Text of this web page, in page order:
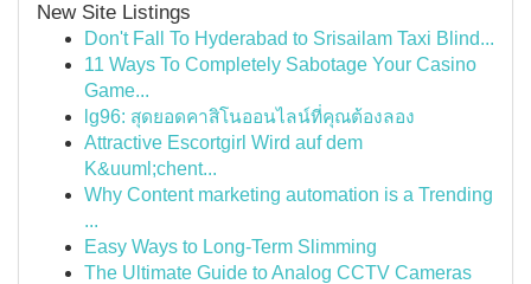
New Site Listings
Don't Fall To Hyderabad to Srisailam Taxi Blind...
11 Ways To Completely Sabotage Your Casino
Game...
lg96: สุดยอดคาสิโนออนไลน์ที่คุณต้องลอง
Attractive Escortgirl Wird auf dem
K&uuml;chent...
Why Content marketing automation is a Trending
...
Easy Ways to Long-Term Slimming
The Ultimate Guide to Analog CCTV Cameras